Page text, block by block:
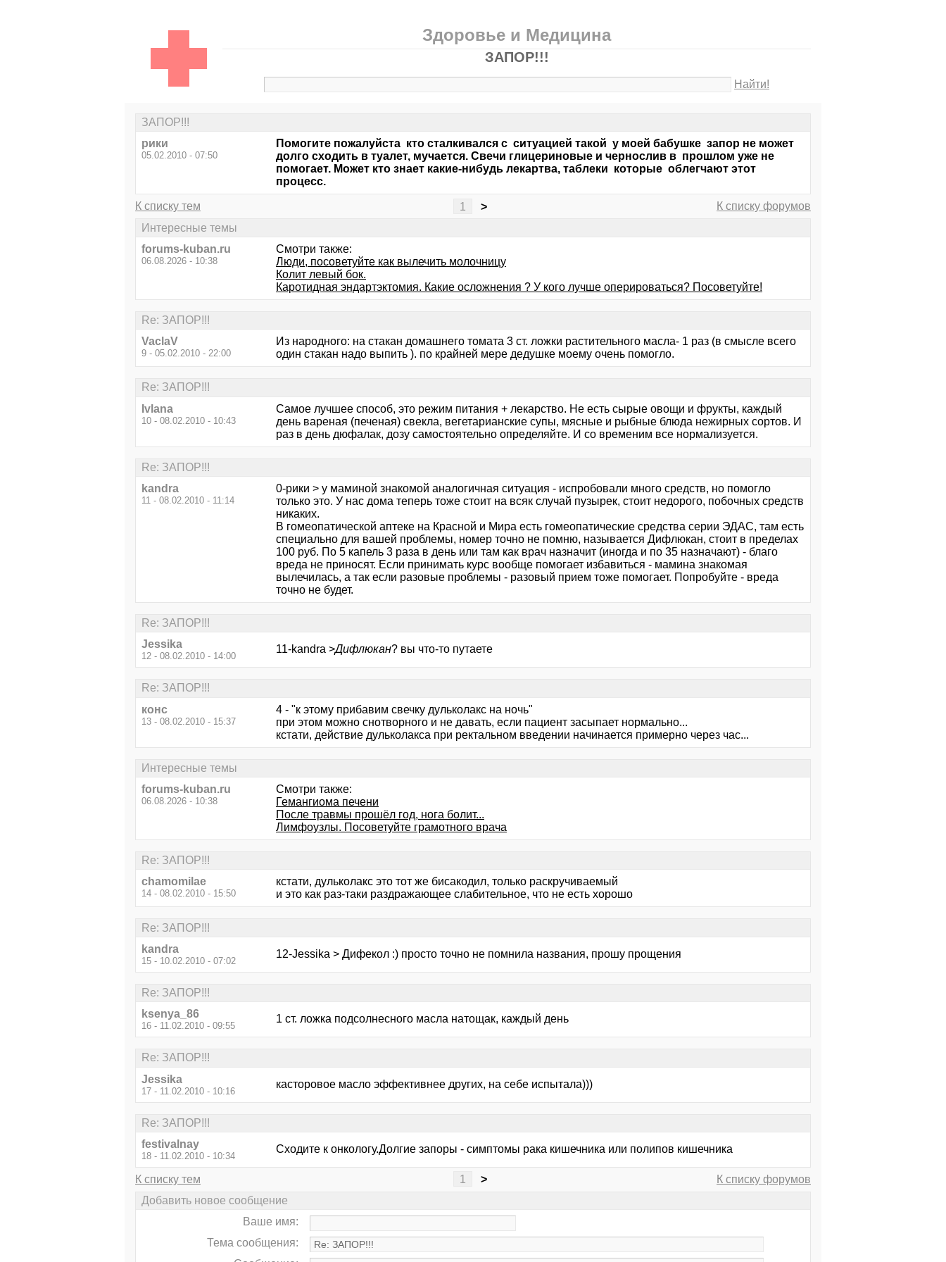
Здоровье и Медицина
ЗАПОР!!!
Найти!
ЗАПОР!!!
рики
05.02.2010 - 07:50
Помогите пожалуйста кто сталкивался с ситуацией такой у моей бабушке запор не может
долго сходить в туалет, мучается. Свечи глицериновые и чернослив в прошлом уже не
помогает. Может кто знает какие-нибудь лекартва, таблеки которые облегчают этот
процесс.
К списку тем 1 >
К списку форумов
Интересные темы
forums-kuban.ru
06.08.2026 - 10:38
Смотри также:
Люди, посоветуйте как вылечить молочницу
Колит левый бок.
Каротидная эндартэктомия. Какие осложнения ? У кого лучше оперироваться? Посоветуйте!
Re: ЗАПОР!!!
VaclaV
9 - 05.02.2010 - 22:00
Из народного: на стакан домашнего томата 3 ст. ложки растительного масла- 1 раз (в смысле всего
один стакан надо выпить ). по крайней мере дедушке моему очень помогло.
Re: ЗАПОР!!!
Ivlana
10 - 08.02.2010 - 10:43
Самое лучшее способ, это режим питания + лекарство. Не есть сырые овощи и фрукты, каждый
день вареная (печеная) свекла, вегетарианские супы, мясные и рыбные блюда нежирных сортов. И
раз в день дюфалак, дозу самостоятельно определяйте. И со временим все нормализуется.
Re: ЗАПОР!!!
kandra
11 - 08.02.2010 - 11:14
0-рики > у маминой знакомой аналогичная ситуация - испробовали много средств, но помогло
только это. У нас дома теперь тоже стоит на всяк случай пузырек, стоит недорого, побочных средств
никаких.
В гомеопатической аптеке на Красной и Мира есть гомеопатические средства серии ЭДАС, там есть
специально для вашей проблемы, номер точно не помню, называется Дифлюкан, стоит в пределах
100 руб. По 5 капель 3 раза в день или там как врач назначит (иногда и по 35 назначают) - благо
вреда не приносят. Если принимать курс вообще помогает избавиться - мамина знакомая
вылечилась, а так если разовые проблемы - разовый прием тоже помогает. Попробуйте - вреда
точно не будет.
Re: ЗАПОР!!!
Jessika
12 - 08.02.2010 - 14:00
11-kandra >Дифлюкан? вы что-то путаете
Re: ЗАПОР!!!
конс
13 - 08.02.2010 - 15:37
4 - "к этому прибавим свечку дульколакс на ночь"
при этом можно снотворного и не давать, если пациент засыпает нормально...
кстати, действие дульколакса при ректальном введении начинается примерно через час...
Интересные темы
forums-kuban.ru
06.08.2026 - 10:38
Смотри также:
Гемангиома печени
После травмы прошёл год, нога болит...
Лимфоузлы. Посоветуйте грамотного врача
Re: ЗАПОР!!!
chamomilae
14 - 08.02.2010 - 15:50
кстати, дульколакс это тот же бисакодил, только раскручиваемый
и это как раз-таки раздражающее слабительное, что не есть хорошо
Re: ЗАПОР!!!
kandra
15 - 10.02.2010 - 07:02
12-Jessika > Дифекол :) просто точно не помнила названия, прошу прощения
Re: ЗАПОР!!!
ksenya_86
16 - 11.02.2010 - 09:55
1 ст. ложка подсолнесного масла натощак, каждый день
Re: ЗАПОР!!!
Jessika
17 - 11.02.2010 - 10:16
касторовое масло эффективнее других, на себе испытала)))
Re: ЗАПОР!!!
festivalnay
18 - 11.02.2010 - 10:34
Сходите к онкологу.Долгие запоры - симптомы рака кишечника или полипов кишечника
К списку тем 1 >
К списку форумов
Добавить новое сообщение
Ваше имя:
Тема сообщения: